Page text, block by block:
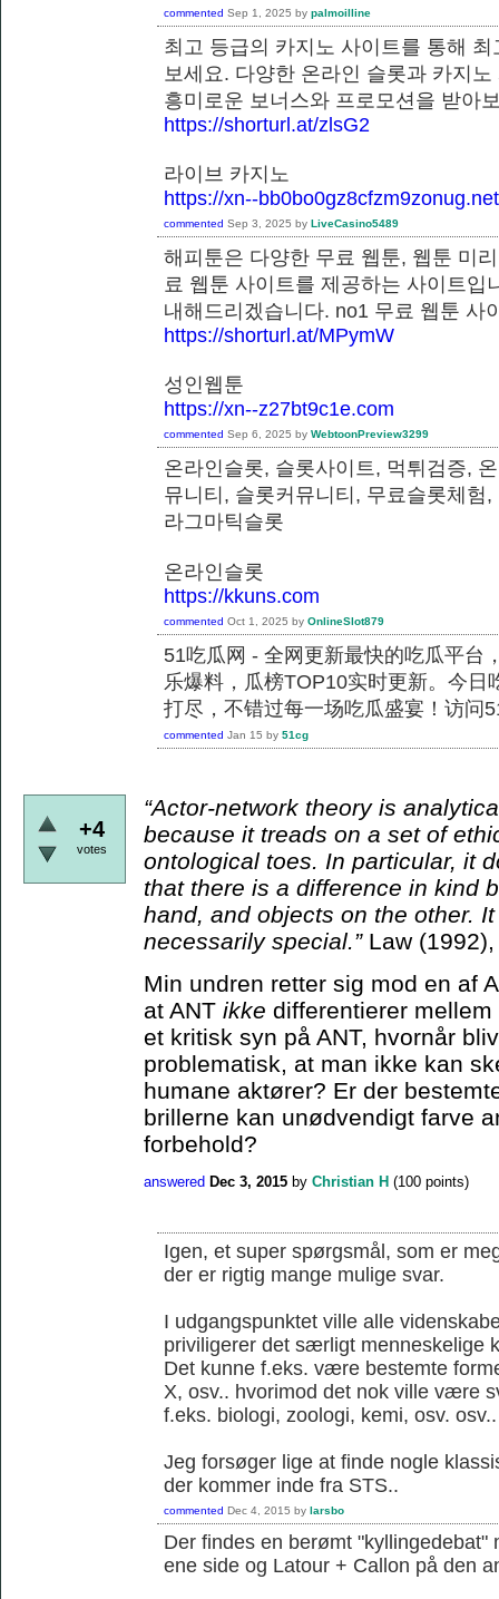
commented Sep 1, 2025 by palmoilline
최고 등급의 카지노 사이트를 통해
보세요. 다양한 온라인 슬롯과 카지
흥미로운 보너스와 프로모션을 받
https://shorturl.at/zlsG2
라이브 카지노
https://xn--bb0bo0gz8cfzm9zonug.net
commented Sep 3, 2025 by LiveCasino5489
해피툰은 다양한 무료 웹툰, 웹툰 미
료 웹툰 사이트를 제공하는 사이트
내해드리겠습니다. no1 무료 웹툰
https://shorturl.at/MPymW
성인웹툰
https://xn--z27bt9c1e.com
commented Sep 6, 2025 by WebtoonPreview3299
온라인슬롯, 슬롯사이트, 먹튀검증,
뮤니티, 슬롯커뮤니티, 무료슬롯체험
라그마틱슬롯
온라인슬롯
https://kkuns.com
commented Oct 1, 2025 by OnlineSlot879
51吃瓜网 - 全网更新最快的吃瓜平台
乐爆料，瓜榜TOP10实时更新。今
打尽，不错过每一场吃瓜盛宴！访问
commented Jan 15 by 51cg
+4
votes
“Actor-network theory is
because it treads on a set of
ontological toes. In particular, it
that there is a difference in kind
hand, and objects on the other.
necessarily special.” Law
Min undren retter sig mod en af
at ANT ikke differentierer
et kritisk syn på ANT, hvornår
problematisk, at man ikke kan
humane aktører? Er der
brillerne kan unødvendigt farve
forbehold?
answered Dec 3, 2015 by Christian H (100 points)
Igen, et super spørgsmål, som er
der er rigtig mange mulige svar.
I udgangspunktet ville alle
priviligerer det særligt menneskelige
Det kunne f.eks. være bestemte
X, osv.. hvorimod det nok ville være
f.eks. biologi, zoologi, kemi, osv. osv..
Jeg forsøger lige at finde nogle
der kommer inde fra STS..
commented Dec 4, 2015 by larsbo
Der findes en berømt "kyllingedebat"
ene side og Latour + Callon på den